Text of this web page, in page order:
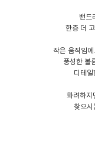
밴드
한층 더
작은 움직임
풍성한 볼
디테일
화려하지
찾으시